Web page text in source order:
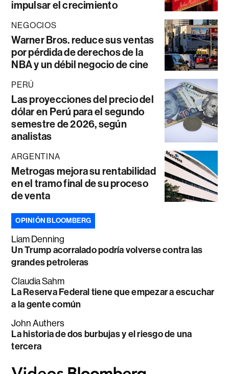
impulsar el crecimiento
NEGOCIOS
Warner Bros. reduce sus ventas
por pérdida de derechos de la
NBA y un débil negocio de cine
PERÚ
Las proyecciones del precio del
dólar en Perú para el segundo
semestre de 2026, según
analistas
ARGENTINA
Metrogas mejora su rentabilidad
en el tramo final de su proceso
de venta
OPINIÓN BLOOMBERG
Liam Denning
Un Trump acorralado podría volverse contra las
grandes petroleras
Claudia Sahm
La Reserva Federal tiene que empezar a escuchar
a la gente común
John Authers
La historia de dos burbujas y el riesgo de una
tercera